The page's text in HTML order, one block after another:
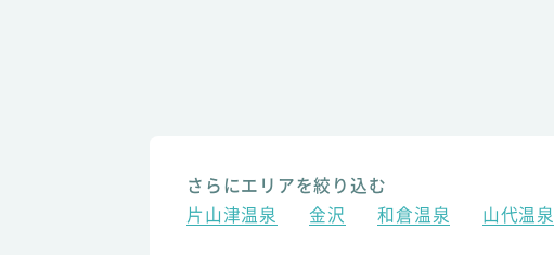
さらにエリアを絞り込む
片山津温泉
金沢 和倉温泉 山代温泉